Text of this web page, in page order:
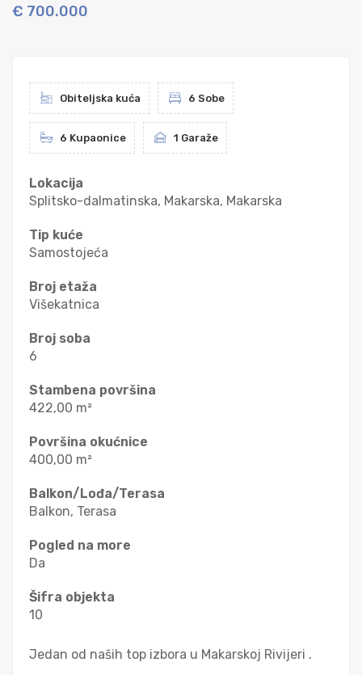
€ 700.000
Obiteljska kuća 6 Sobe
6 Kupaonice 1 Garaže
Lokacija
Splitsko-dalmatinska, Makarska, Makarska
Tip kuće
Samostojeća
Broj etaža
Višekatnica
Broj soba
6
Stambena površina
422,00 m²
Površina okućnice
400,00 m²
Balkon/Lođa/Terasa
Balkon, Terasa
Pogled na more
Da
Šifra objekta
10
Jedan od naših top izbora u Makarskoj Rivijeri .